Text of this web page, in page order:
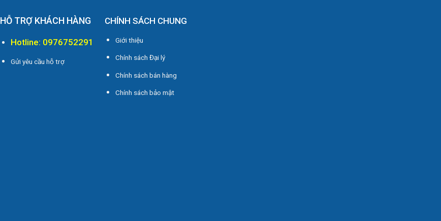
HỖ TRỢ KHÁCH HÀNG
Hotline: 0976752291
Gửi yêu cầu hỗ trợ
CHÍNH SÁCH CHUNG
Giới thiệu
Chính sách Đại lý
Chính sách bán hàng
Chính sách bảo mật